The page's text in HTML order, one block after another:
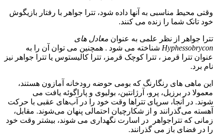
وقتی محیط مناسبی به آنها داده شود، تترا جواهر با رفتار بازیگوش
خود تانک شما را زنده می کنند.
تترا جواهر از نظر علمی به عنوان معادل های
Hyphessobrycon شناخته می شود . همچنین می توان آن را به
عنوان تترا قرمز ، تترا کوچک قرمز، تترا کالیستوس یا تترا جواهر نیز
نام برد.
این ماهی های رنگارنگ که بومی حوضه رودخانه آمازون هستند،
معمولا در برزیل، پرو، آرژانتین، بولیوی و پاراگوئه یافت می
شوند. در آنجا، سرپای تتراها وقت خود را در آب‌های عقبی با حرکت
آهسته می‌گذرانند و از شکارچیان احتمالی پنهان می‌شوند. مقابل،
زمانی که تتراجواهر در اسارت نگهداری می شوند، بیشتر وقت خود
را در فضای باز می گذرانند.